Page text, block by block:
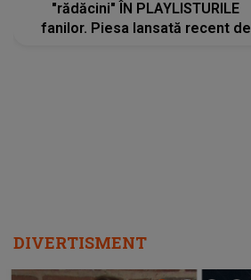
"rădăcini" ÎN PLAYLISTURILE
fanilor. Piesa lansată recent de
DIVERTISMENT